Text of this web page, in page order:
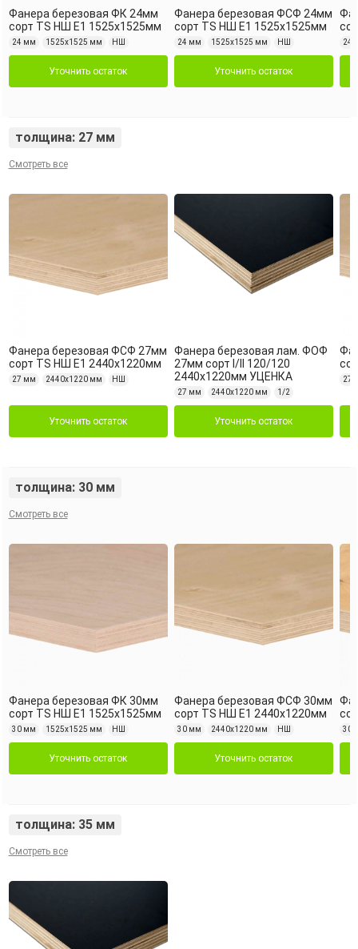
Фанера березовая ФК 24мм
сорт TS НШ Е1 1525х1525мм
24 мм 1525х1525 мм НШ
Уточнить остаток
Фанера березовая ФСФ 24мм
сорт TS НШ Е1 1525х1525мм
24 мм 1525х1525 мм НШ
Уточнить остаток
24
толщина: 27 мм
Смотреть все
Фанера березовая ФСФ 27мм
сорт TS НШ Е1 2440х1220мм
27 мм 2440х1220 мм НШ
Уточнить остаток
Фанера березовая лам. ФОФ
27мм сорт I/II 120/120
2440х1220мм УЦЕНКА
27 мм 2440х1220 мм 1/2
Уточнить остаток
27
толщина: 30 мм
Смотреть все
Фанера березовая ФК 30мм
сорт TS НШ Е1 1525х1525мм
30 мм 1525х1525 мм НШ
Уточнить остаток
Фанера березовая ФСФ 30мм
сорт TS НШ Е1 2440х1220мм
30 мм 2440х1220 мм НШ
Уточнить остаток
30
толщина: 35 мм
Смотреть все